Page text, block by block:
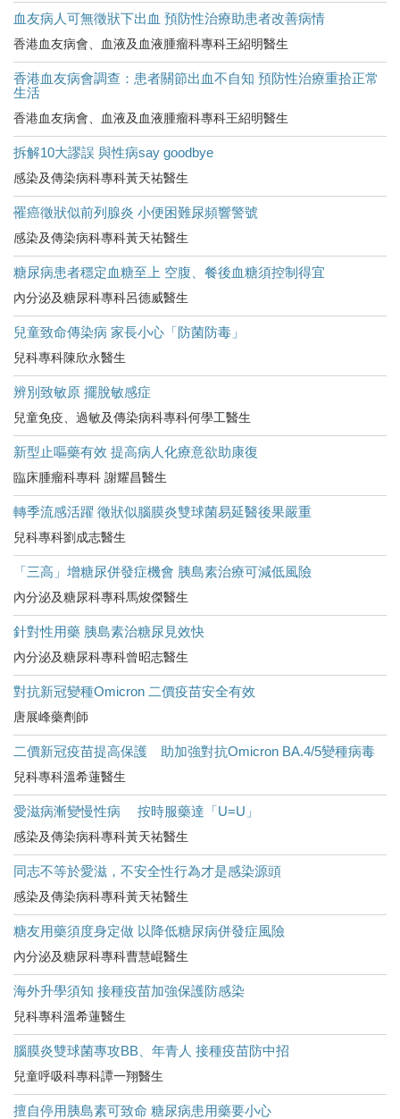
血友病人可無徵狀下出血 預防性治療助患者改善病情
香港血友病會、血液及血液腫瘤科專科王紹明醫生
香港血友病會調查：患者關節出血不自知 預防性治療重拾正常
生活
香港血友病會、血液及血液腫瘤科專科王紹明醫生
拆解10大謬誤 與性病say goodbye
感染及傳染病科專科黃天祐醫生
罹癌徵狀似前列腺炎 小便困難尿頻響警號
感染及傳染病科專科黃天祐醫生
糖尿病患者穩定血糖至上 空腹、餐後血糖須控制得宜
內分泌及糖尿科專科呂德威醫生
兒童致命傳染病 家長小心「防菌防毒」
兒科專科陳欣永醫生
辨別致敏原 擺脫敏感症
兒童免疫、過敏及傳染病科專科何學工醫生
新型止嘔藥有效 提高病人化療意欲助康復
臨床腫瘤科專科 謝耀昌醫生
轉季流感活躍 徵狀似腦膜炎雙球菌易延醫後果嚴重
兒科專科劉成志醫生
「三高」增糖尿併發症機會 胰島素治療可減低風險
內分泌及糖尿科專科馬焌傑醫生
針對性用藥 胰島素治糖尿見效快
內分泌及糖尿科專科曾昭志醫生
對抗新冠變種Omicron 二價疫苗安全有效
唐展峰藥劑師
二價新冠疫苗提高保護 助加強對抗Omicron BA.4/5變種病毒
兒科專科溫希蓮醫生
愛滋病漸變慢性病 按時服藥達「U=U」
感染及傳染病科專科黃天祐醫生
同志不等於愛滋，不安全性行為才是感染源頭
感染及傳染病科專科黃天祐醫生
糖友用藥須度身定做 以降低糖尿病併發症風險
內分泌及糖尿科專科曹慧崐醫生
海外升學須知 接種疫苗加強保護防感染
兒科專科溫希蓮醫生
腦膜炎雙球菌專攻BB、年青人 接種疫苗防中招
兒童呼吸科專科譚一翔醫生
擅自停用胰島素可致命 糖尿病患用藥要小心